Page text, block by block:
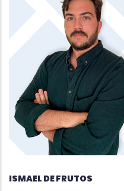
ISMAEL DE FRUTOS